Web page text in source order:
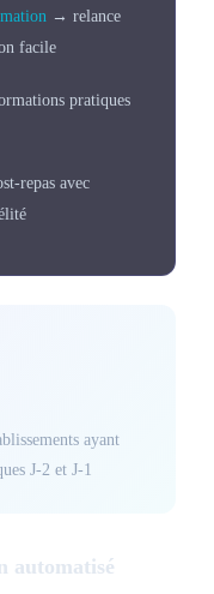
→ relance
facile
pratiques
repas avec
ayant
J-2 et J-1
automatisé